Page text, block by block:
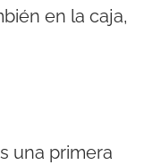
en la caja,
una primera